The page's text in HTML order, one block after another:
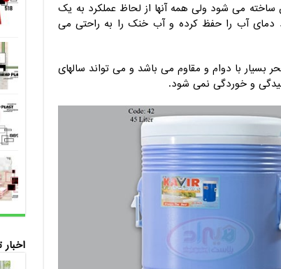
ساخته می شود ولی همه آنها از لحاظ عملکرد به یک
دمای آب را حفظ کرده و آب خنک را به راحتی می
بسیار با دوام و مقاوم می باشد و می تواند سالهای
و خوردگی نمی شود.